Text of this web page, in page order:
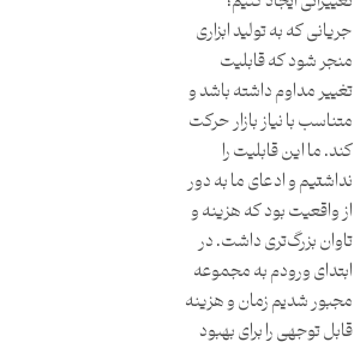
جریانی که به تولید ابزاری
منجر شود که قابلیت
تغییر مداوم داشته باشد و
متناسب با نیاز بازار حرکت
کند. ما این قابلیت را
نداشتیم و ادعای ما به دور
از واقعیت بود که هزینه و
تاوان‌ بزرگ‌تری داشت. در
ابتدای ورودم به مجموعه
مجبور شدیم زمان و هزینه
قابل ‌توجهی را برای بهبود